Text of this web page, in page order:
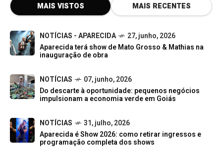
MAIS VISTOS MAIS RECENTES
NOTÍCIAS - APARECIDA
27, junho, 2026
Aparecida terá show de Mato Grosso & Mathias na
inauguração de obra
NOTÍCIAS
07, junho, 2026
Do descarte à oportunidade: pequenos negócios
impulsionam a economia verde em Goiás
NOTÍCIAS
31, julho, 2026
Aparecida é Show 2026: como retirar ingressos e
programação completa dos shows